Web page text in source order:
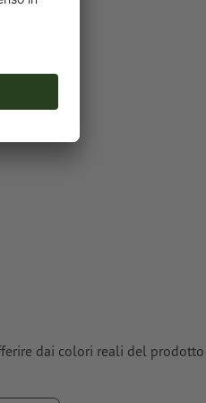
dai colori reali del